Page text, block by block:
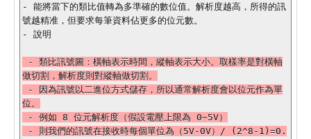
- 能將當下的類比值轉為多準確的數位值。解析度越高，所得的訊
號越精准，但要求每筆資料佔更多的位元數。
做切割，解析度則對縱軸做切割。
位。